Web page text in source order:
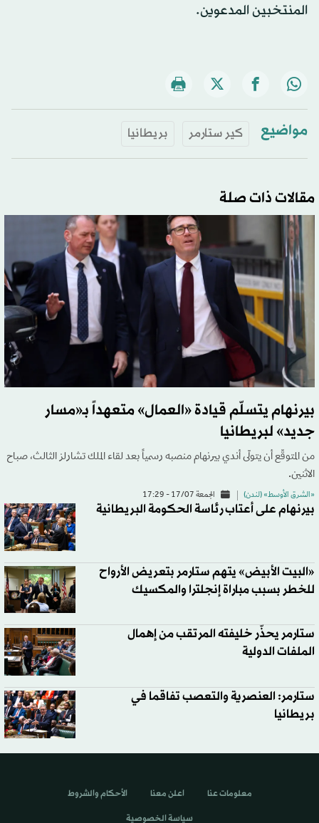
المنتخبين المدعوين.
مواضيع كير ستارمر بريطانيا
مقالات ذات صلة
بيرنهام يتسلّم قيادة «العمال» متعهداً بـ«مسار
جديد» لبريطانيا
من المتوقّع أن يتولّى أندي بيرنهام منصبه رسمياً بعد لقاء الملك تشارلز الثالث، صباح
الاثنين.
«الشرق الأوسط» (لندن) الجمعة 17/07 - 17:29
بيرنهام على أعتاب رئاسة الحكومة البريطانية
«البيت الأبيض» يتهم ستارمر بتعريض الأرواح
للخطر بسبب مباراة إنجلترا والمكسيك
ستارمر يحذّر خليفته المرتقب من إهمال
الملفات الدولية
ستارمر: العنصرية والتعصب تفاقما في
بريطانيا
معلومات عنا اعلن معنا الأحكام والشروط
سياسة الخصوصية